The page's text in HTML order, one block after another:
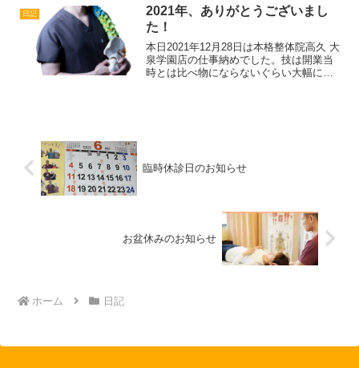
みが増しました。 姿勢が悪いと、呼吸が
深く入りません。...
日記
2021年、ありがとうございまし
た！
本日2021年12月28日は本格整体院高久 大
泉学園店の仕事納めでした。技は開業当
時とは比べ物にならないぐらい大幅に向
臨時休診日のお知らせ
お盆休みのお知らせ
ホーム 日記